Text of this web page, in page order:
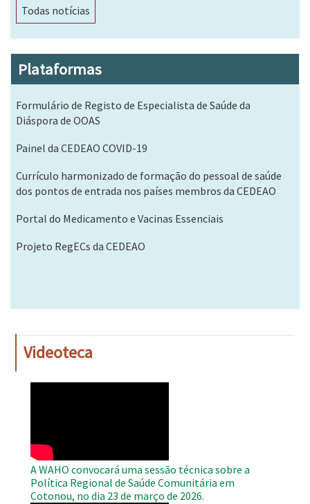
Todas notícias
Plataformas
Formulário de Registo de Especialista de Saúde da
Diáspora de OOAS
Painel da CEDEAO COVID-19
Currículo harmonizado de formação do pessoal de saúde
dos pontos de entrada nos países membros da CEDEAO
Portal do Medicamento e Vacinas Essenciais
Projeto RegECs da CEDEAO
Videoteca
A WAHO convocará uma sessão técnica sobre a
Política Regional de Saúde Comunitária em
Cotonou, no dia 23 de março de 2026.